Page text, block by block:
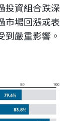
投資組合跌深
市場回漲或表
到嚴重影響。